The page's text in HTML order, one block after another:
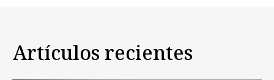
Artículos recientes